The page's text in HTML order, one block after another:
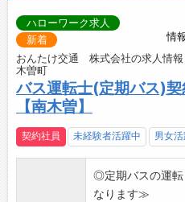
情
ハローワーク求人
新着
おんたけ交通 株式会社の求人情
木曽町
バス運転士(定期バス)契
【南木曽】
契約社員 未経験者活躍中 男女
◎定期バスの運
なります≫